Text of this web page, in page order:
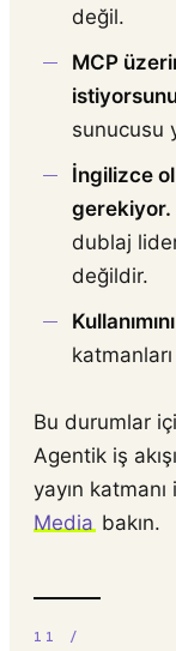
değil.
MCP
sunucusu
İngilizce
gerekiyor.
dublaj
değildir.
Bu durumlar
Agentik iş
yayın katmanı
Media bakın.